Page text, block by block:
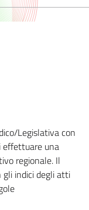
Legislativa con
effettuare una
regionale. Il
indici degli atti